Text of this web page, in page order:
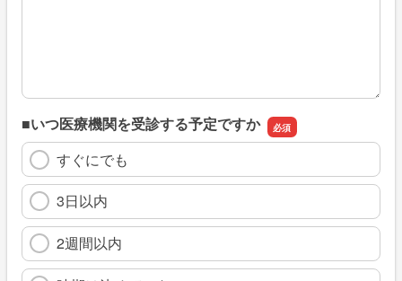
■いつ医療機関を受診する予定ですか
すぐにでも
3日以内
2週間以内